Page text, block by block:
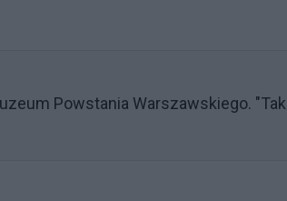
Powstania Warszawskiego.